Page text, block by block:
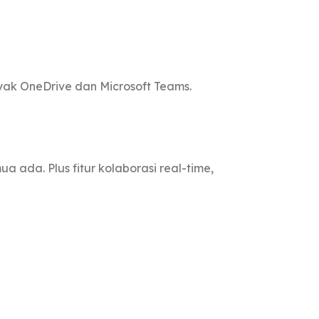
OneDrive dan Microsoft Teams.
ada. Plus fitur kolaborasi real-time,